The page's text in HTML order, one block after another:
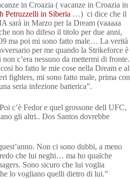
in Croazia ( vacanze in Croazia in
Petruzzelli in Siberia …) ci dice che il
sarà in Marzo per la Dream (vaaaaa
non ho difeso il titolo per due anni,
ma poi mi sono fatto male… La verità
per me quando la Strikeforce è
c’era nessuno da mettermi di fronte.
ho fatto le mie cose nella Dream e al
fighters, mi sono fatto male, prima con
seria infezione batterica”.
c’è Fedor e quel grossone dell UFC,
gli altri.. Dos Santos dovrebbe
Non ci sono dubbi, a meno
che lui neghi… ma ho qualche
Sono sicuro che lui voglia
lo vogliano quelli dietro di lui.”